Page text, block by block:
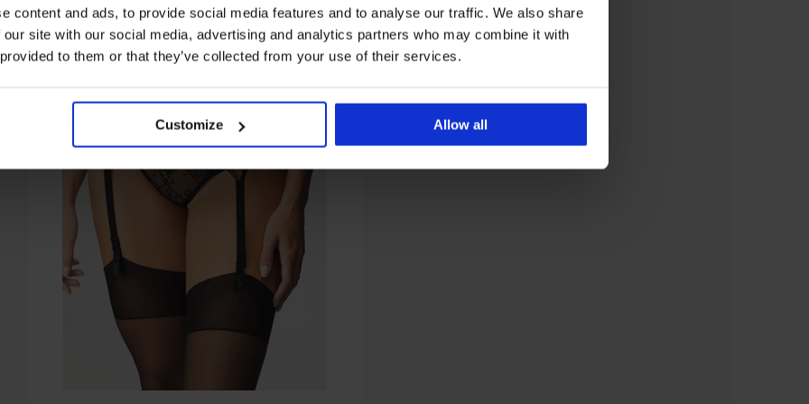
content and ads, to provide social media features and to analyse our traffic. We also share
site with our social media, advertising and analytics partners who may combine it with
to them or that they’ve collected from your use of their services.
Customize Allow all